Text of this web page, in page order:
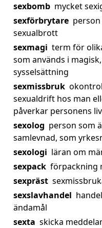
sexbomb mycket
sexförbrytare
sexualbrott
sexmagi term för
som används i
sysselsättning
sexmissbruk
sexualdrift hos man
påverkar personens
sexolog person som
samlevnad, som
sexologi läran om
sexpack förpackning
sexpräst
sexslavhandel
ändamål
sexta skicka